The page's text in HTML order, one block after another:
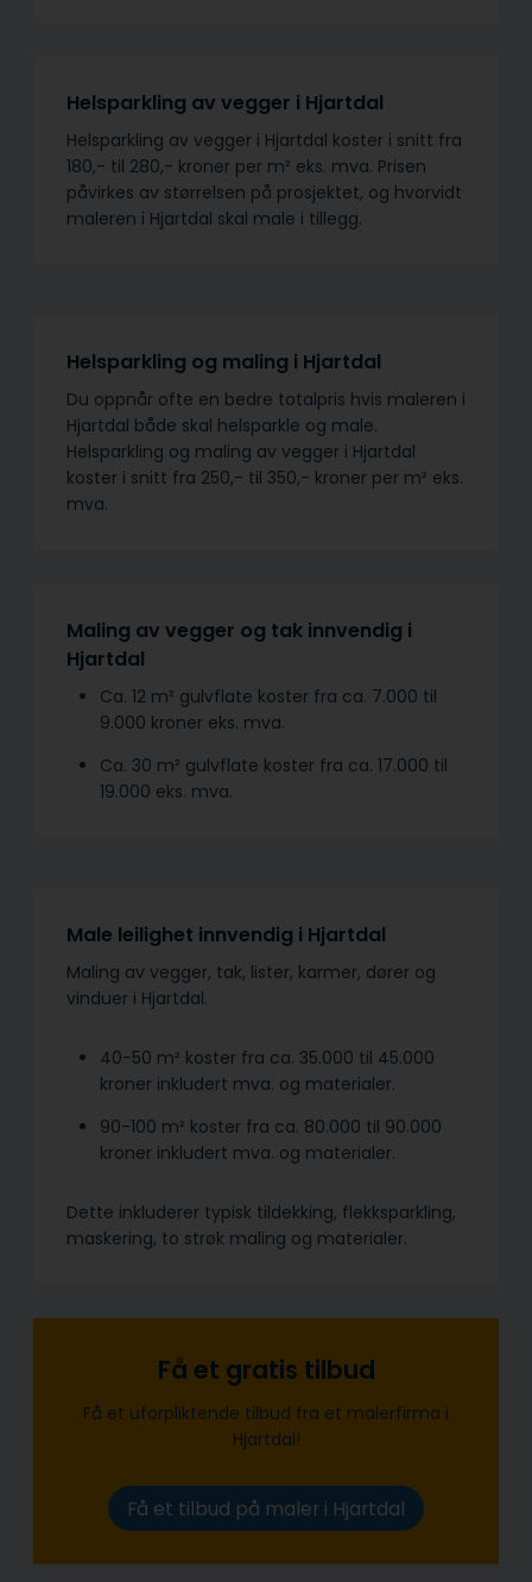
Helsparkling av vegger i Hjartdal
Helsparkling av vegger i Hjartdal koster i snitt fra
180,- til 280,- kroner per m² eks. mva. Prisen
påvirkes av størrelsen på prosjektet, og hvorvidt
maleren i Hjartdal skal male i tillegg.
Helsparkling og maling i Hjartdal
Du oppnår ofte en bedre totalpris hvis maleren i
Hjartdal både skal helsparkle og male.
Helsparkling og maling av vegger i Hjartdal
koster i snitt fra 250,- til 350,- kroner per m² eks.
mva.
Maling av vegger og tak innvendig i
Hjartdal
Ca. 12 m² gulvflate koster fra ca. 7.000 til
9.000 kroner eks. mva.
Ca. 30 m² gulvflate koster fra ca. 17.000 til
19.000 eks. mva.
Male leilighet innvendig i Hjartdal
Maling av vegger, tak, lister, karmer, dører og
vinduer i Hjartdal.
40-50 m² koster fra ca. 35.000 til 45.000
kroner inkludert mva. og materialer.
90-100 m² koster fra ca. 80.000 til 90.000
kroner inkludert mva. og materialer.
Dette inkluderer typisk tildekking, flekksparkling,
maskering, to strøk maling og materialer.
Få et gratis tilbud
Få et uforpliktende tilbud fra et malerfirma i
Hjartdal!
Få et tilbud på maler i Hjartdal